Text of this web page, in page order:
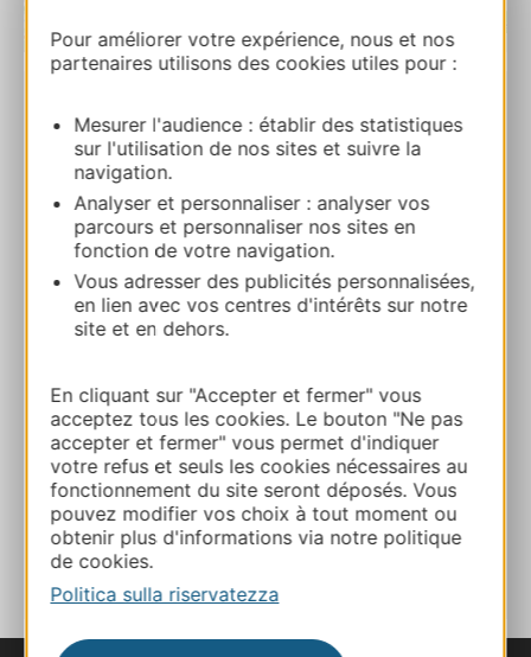
Pour améliorer votre expérience, nous et nos
partenaires utilisons des cookies utiles pour :
Mesurer l'audience : établir des statistiques
sur l'utilisation de nos sites et suivre la
navigation.
Analyser et personnaliser : analyser vos
parcours et personnaliser nos sites en
fonction de votre navigation.
Vous adresser des publicités personnalisées,
en lien avec vos centres d'intérêts sur notre
site et en dehors.
En cliquant sur "Accepter et fermer" vous
acceptez tous les cookies. Le bouton "Ne pas
accepter et fermer" vous permet d'indiquer
votre refus et seuls les cookies nécessaires au
fonctionnement du site seront déposés. Vous
pouvez modifier vos choix à tout moment ou
obtenir plus d'informations via notre politique
de cookies.
Politica sulla riservatezza
Leaflet| Map data ©OpenStreetMap contributors
Restaurant Les Gourmandises
60 route de Montricoux 82800
NEGREPELISSE
Calcola il tuo percorso
05 63 64 23 41
E-mail
Sito web
AGGIUNGI
AL TACCUINO